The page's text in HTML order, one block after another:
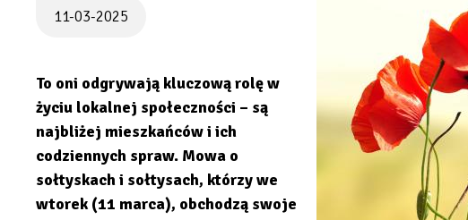
11-03-2025
To oni odgrywają kluczową rolę w
życiu lokalnej społeczności – są
najbliżej mieszkańców i ich
codziennych spraw. Mowa o
sołtyskach i sołtysach, którzy we
wtorek (11 marca), obchodzą swoje